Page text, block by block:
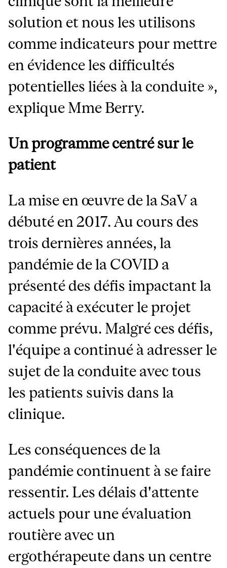
solution et nous les utilisons
comme indicateurs pour mettre
en évidence les difficultés
potentielles liées à la conduite »,
explique Mme Berry.
Un programme centré sur le
patient
La mise en œuvre de la SaV a
débuté en 2017. Au cours des
trois dernières années, la
pandémie de la COVID a
présenté des défis impactant la
capacité à exécuter le projet
comme prévu. Malgré ces défis,
l'équipe a continué à adresser le
sujet de la conduite avec tous
les patients suivis dans la
clinique.
Les conséquences de la
pandémie continuent à se faire
ressentir. Les délais d'attente
actuels pour une évaluation
routière avec un
ergothérapeute dans un centre